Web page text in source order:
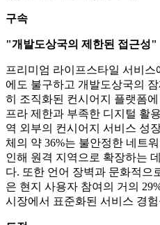
구속
"개발도상국의 제한된 접근성"
프리미엄 라이프스타일 서비
에도 불구하고 개발도상국의
히 조직화된 컨시어지 플랫폼
프라 제한과 부족한 디지털 활
역 외부의 컨시어지 서비스 성
체의 약 36%는 불안정한 네트
인해 원격 지역으로 확장하는
다. 또한 언어 장벽과 문화적으
은 현지 사용자 참여의 거의
시장에서 표준화된 서비스 경